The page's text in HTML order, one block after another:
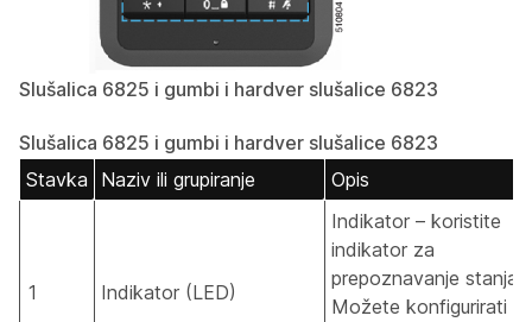
Slušalica 6825 i gumbi i hardver slušalice 6823
Slušalica 6825 i gumbi i hardver slušalice 6823
Stavka
Naziv ili grupiranje Opis
1 Indikator (LED)
Indikator – koristite
indikator za
prepoznavanje stanja.
Možete konfigurirati